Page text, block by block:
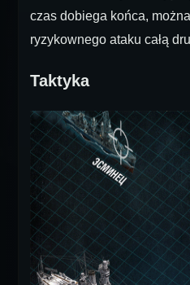
czas dobiega końca,
ryzykownego ataku całą
Taktyka